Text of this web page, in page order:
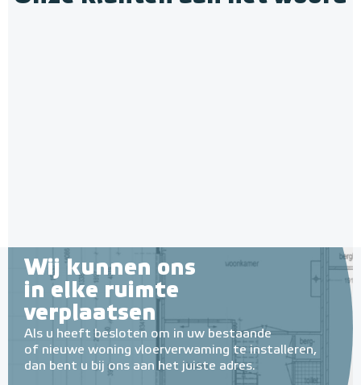
Wij kunnen ons
in elke ruimte
verplaatsen
Als u heeft besloten om in uw bestaande
of nieuwe woning vloerverwaming te installeren,
dan bent u bij ons aan het juiste adres.